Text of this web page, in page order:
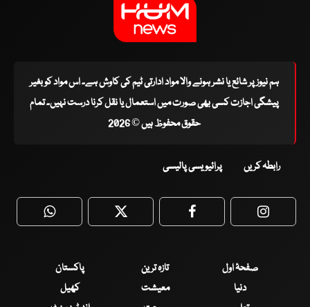
ہم نیوز پر شائع یا نشر ہونے والا مواد ادارتی ٹیم کی کاوش ہے۔ اس مواد کو بغیر
پیشگی اجازت کسی بھی صورت میں استعمال یا نقل کرنا درست نہیں۔ تمام
حقوق محفوظ ہیں © 2026
رابطہ کریں پرائیویسی پالیسی
WhatsApp Twitter Facebook
صفحۂ اول تازہ ترین
پاکستان
دنیا
معیشت
کھیل